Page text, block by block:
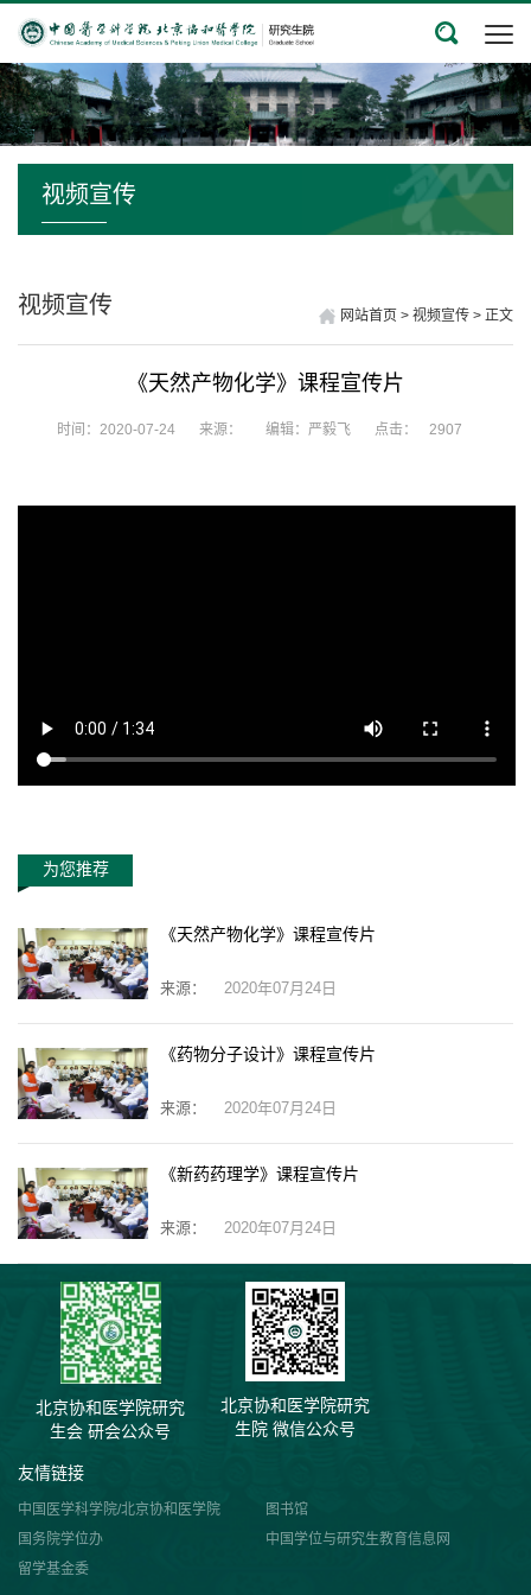
视频宣传
视频宣传 网站首页 > 视频宣传 > 正文
《天然产物化学》课程宣传片
时间：2020-07-24 来源： 编辑：严毅飞 点击： 2907
为您推荐
《天然产物化学》课程宣传片
来源： 2020年07月24日
《药物分子设计》课程宣传片
来源： 2020年07月24日
《新药药理学》课程宣传片
来源： 2020年07月24日
北京协和医学院研究
生会 研会公众号
北京协和医学院研究
生院 微信公众号
友情链接
中国医学科学院/北京协和医学院
图书馆
国务院学位办
中国学位与研究生教育信息网
留学基金委